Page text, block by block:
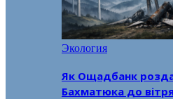
Экология
Як Ощадбанк
Бахматюка до